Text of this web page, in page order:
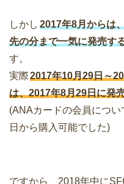
しかし 2017年8月からは
先の分まで一気に発売す
す。
実際2017年10月29日～
は、2017年8月29日に発
(ANAカードの会員につ
日から購入可能でした)
ですから、2018年中に